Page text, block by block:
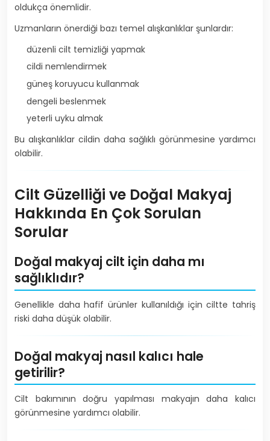
oldukça önemlidir.
Uzmanların önerdiği bazı temel alışkanlıklar şunlardır:
düzenli cilt temizliği yapmak
cildi nemlendirmek
güneş koruyucu kullanmak
dengeli beslenmek
yeterli uyku almak
Bu alışkanlıklar cildin daha sağlıklı görünmesine yardımcı
olabilir.
Cilt Güzelliği ve Doğal Makyaj
Hakkında En Çok Sorulan
Sorular
Doğal makyaj cilt için daha mı
sağlıklıdır?
Genellikle daha hafif ürünler kullanıldığı için ciltte tahriş
riski daha düşük olabilir.
Doğal makyaj nasıl kalıcı hale
getirilir?
Cilt bakımının doğru yapılması makyajın daha kalıcı
görünmesine yardımcı olabilir.